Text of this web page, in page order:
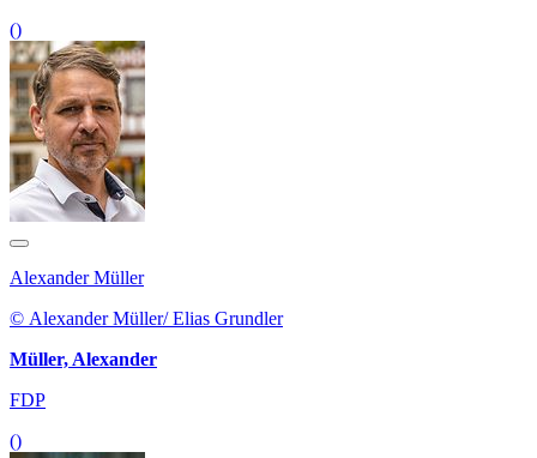
()
Alexander Müller
© Alexander Müller/ Elias Grundler
Müller, Alexander
FDP
()